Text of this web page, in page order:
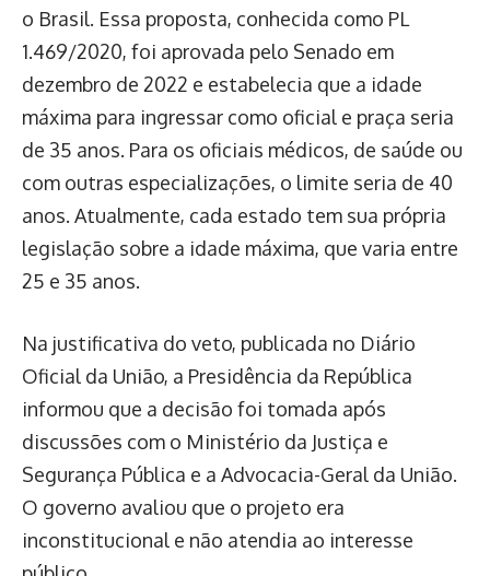
o Brasil. Essa proposta, conhecida como PL
1.469/2020, foi aprovada pelo Senado em
dezembro de 2022 e estabelecia que a idade
máxima para ingressar como oficial e praça seria
de 35 anos. Para os oficiais médicos, de saúde ou
com outras especializações, o limite seria de 40
anos. Atualmente, cada estado tem sua própria
legislação sobre a idade máxima, que varia entre
25 e 35 anos.
Na justificativa do veto, publicada no Diário
Oficial da União, a Presidência da República
informou que a decisão foi tomada após
discussões com o Ministério da Justiça e
Segurança Pública e a Advocacia-Geral da União.
O governo avaliou que o projeto era
inconstitucional e não atendia ao interesse